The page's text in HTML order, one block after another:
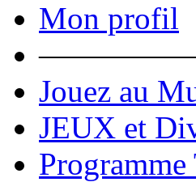
Mon profil
Jouez au
JEUX et